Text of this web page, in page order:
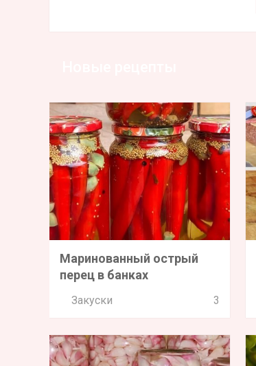
Маринованный острый
перец в банках
Закуски 3